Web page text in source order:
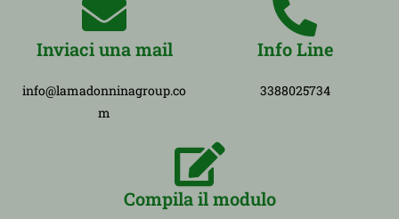
Inviaci una mail
info@lamadonninagroup.co
m
Info Line
3388025734
Compila il modulo